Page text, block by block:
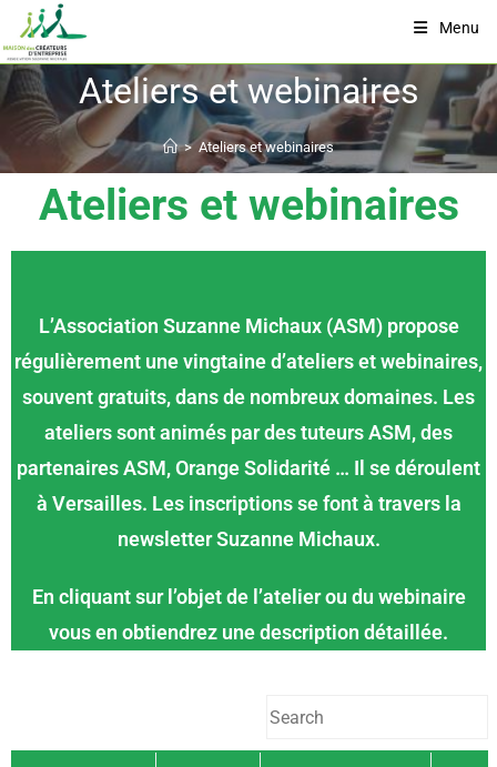
Menu
Ateliers et webinaires
> Ateliers et webinaires
Ateliers et webinaires
L’Association Suzanne Michaux (ASM) propose
régulièrement une vingtaine d’ateliers et webinaires,
souvent gratuits, dans de nombreux domaines. Les
ateliers sont animés par des tuteurs ASM, des
partenaires ASM, Orange Solidarité … Il se déroulent
à Versailles. Les inscriptions se font à travers la
newsletter Suzanne Michaux.
En cliquant sur l’objet de l’atelier ou du webinaire
vous en obtiendrez une description détaillée.